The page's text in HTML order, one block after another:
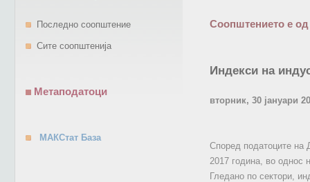
Соопштението е од
Индекси на
вторник, 30 јануари
Според податоците на
2017 година, во однос
Гледано по сектори,
Последно соопштение
Сите соопштенија
Метаподатоци
МАКСтат База